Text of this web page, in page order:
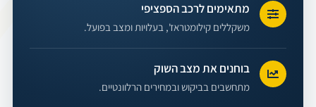
מתאימים לרכב הספציפי
משקללים קילומטראז', בעלויות ומצב בפועל.
בוחנים את מצב השוק
מתחשבים בביקוש ובמחירים הרלוונטיים.